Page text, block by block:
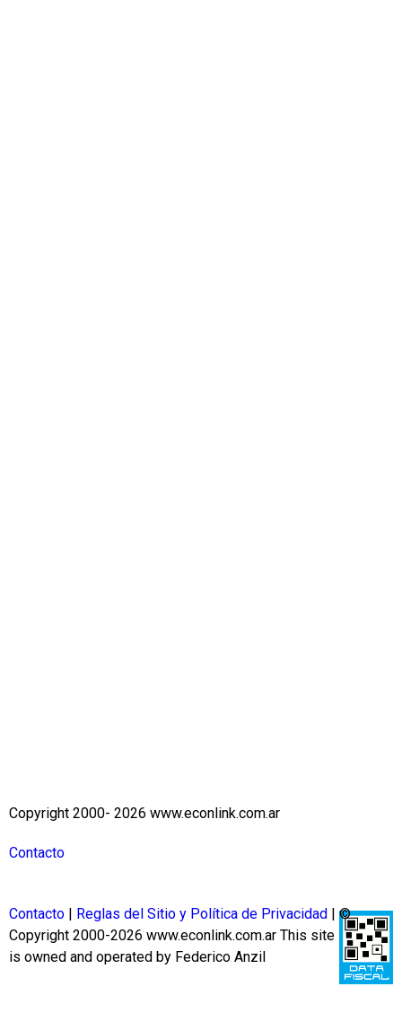
Copyright 2000- 2026 www.econlink.com.ar
Contacto
Contacto Reglas del Sitio y Política de Privacidad
| ©
Copyright 2000-2026 www.econlink.com.ar This site
is owned and operated by Federico Anzil